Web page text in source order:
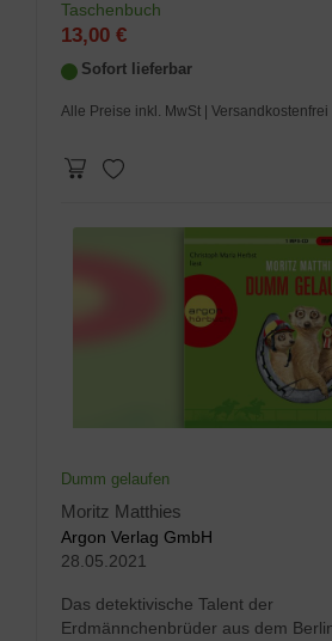
Taschenbuch
13,00 €
Sofort lieferbar
Alle Preise inkl. MwSt | Versandkostenfrei
Dumm gelaufen
Moritz Matthies
Argon Verlag GmbH
28.05.2021
Das detektivische Talent der
Erdmännchenbrüder aus dem